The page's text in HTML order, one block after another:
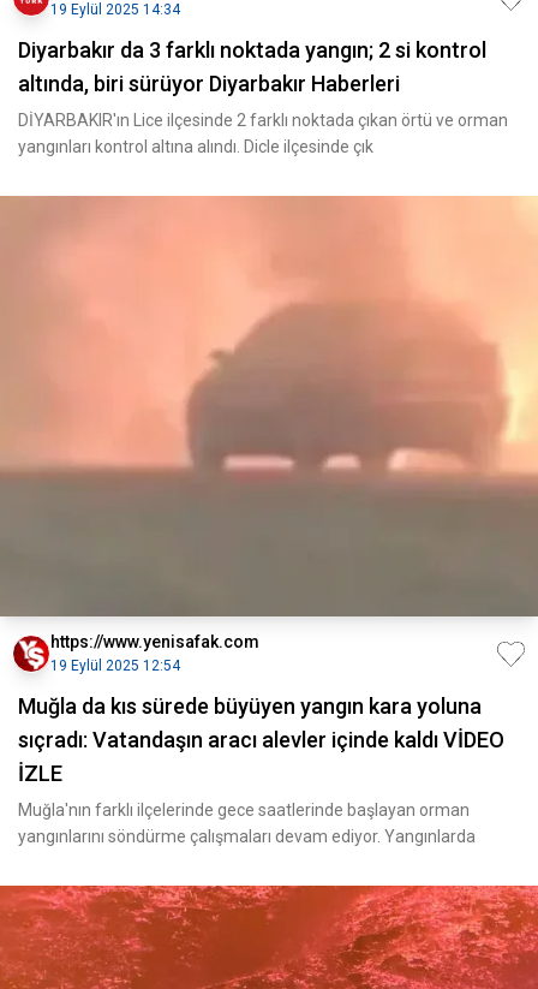
19 Eylül 2025 14:34
Diyarbakır da 3 farklı noktada yangın; 2 si kontrol
altında, biri sürüyor Diyarbakır Haberleri
DİYARBAKIR'ın Lice ilçesinde 2 farklı noktada çıkan örtü ve orman
yangınları kontrol altına alındı. Dicle ilçesinde çık
https://www.yenisafak.com
19 Eylül 2025 12:54
Muğla da kıs sürede büyüyen yangın kara yoluna
sıçradı: Vatandaşın aracı alevler içinde kaldı VİDEO
İZLE
Muğla'nın farklı ilçelerinde gece saatlerinde başlayan orman
yangınlarını söndürme çalışmaları devam ediyor. Yangınlarda